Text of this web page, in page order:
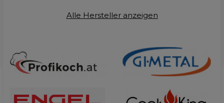
Alle Hersteller anzeigen